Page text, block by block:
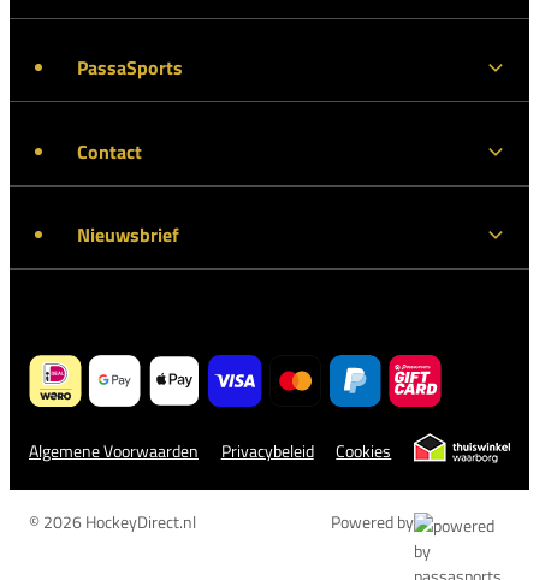
PassaSports
Contact
Nieuwsbrief
Algemene Voorwaarden Privacybeleid Cookies
© 2026 HockeyDirect.nl Powered by